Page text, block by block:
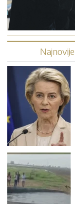
Najnovije